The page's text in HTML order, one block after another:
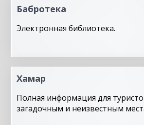
Бабротека
Электронная библиотека.
Хамар
Полная информация для
загадочным и неизвестным